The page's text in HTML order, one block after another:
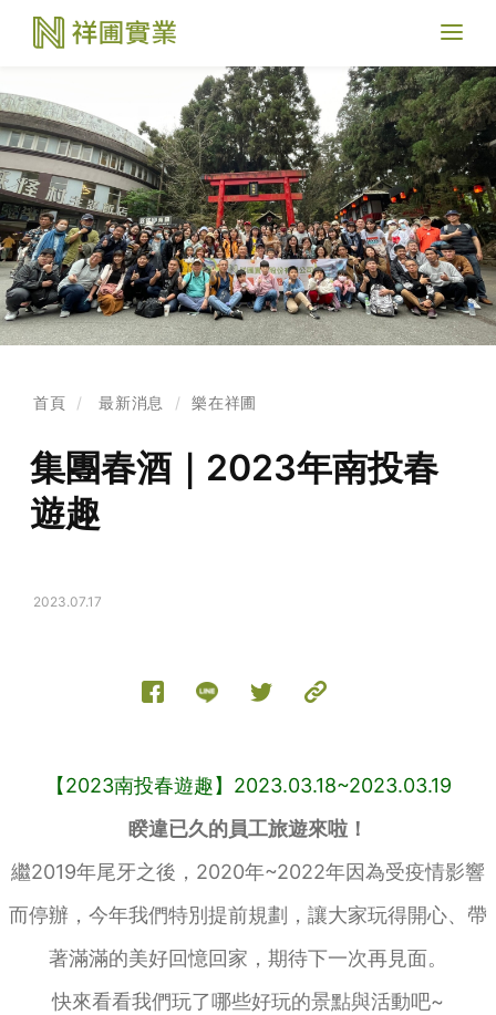
首頁 最新消息 樂在祥圃
集團春酒｜2023年南投春
遊趣
2023.07.17
【2023南投春遊趣】2023.03.18~2023.03.19
睽違已久的員工旅遊來啦！
繼2019年尾牙之後，2020年~2022年因為受疫情影響
而停辦，今年我們特別提前規劃，讓大家玩得開心、帶
著滿滿的美好回憶回家，期待下一次再見面。
快來看看我們玩了哪些好玩的景點與活動吧~